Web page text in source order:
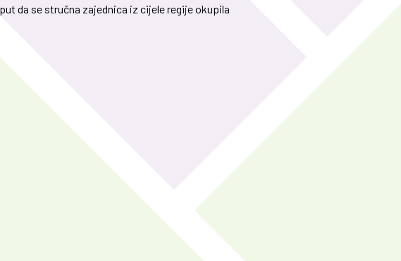
da se stručna zajednica iz cijele regije okupila